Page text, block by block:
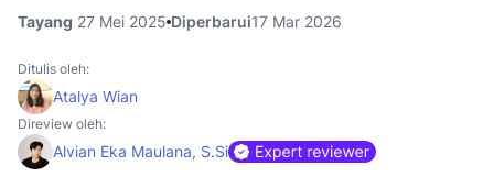
Tayang 27 Mei 2025 Diperbarui17 Mar 2026
Ditulis oleh:
Atalya Wian
Direview oleh:
Alvian Eka Maulana, S.Si